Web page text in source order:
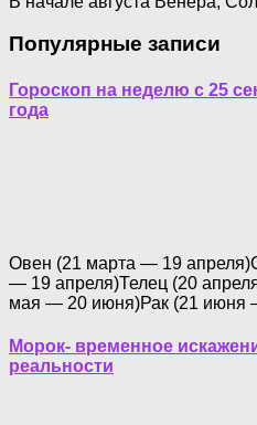
Популярные записи
Гороскоп на неделю с 25
года
Овен (21 марта — 19
— 19 апреля)Телец (20
мая — 20 июня)Рак (21 июня
Морок- временное
реальности